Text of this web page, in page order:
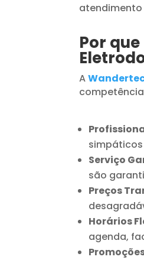
atendimento
Por
A
Serviço
são
Preços
Horários
agenda,